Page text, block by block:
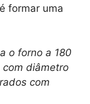
formar uma
o forno a 180
diâmetro
com